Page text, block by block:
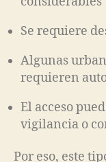
Se requiere
Algunas
requieren
El acceso
vigilancia o
Por eso, este